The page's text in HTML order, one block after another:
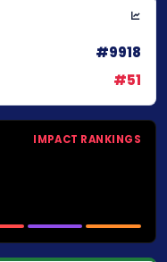
#9918
#51
IMPACT RANKINGS